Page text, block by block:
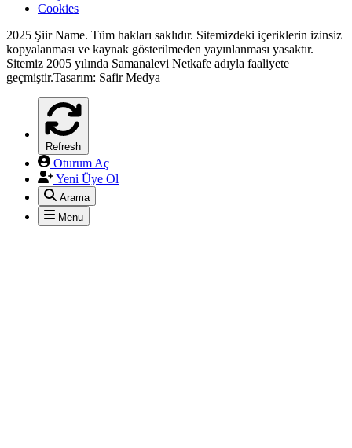
Cookies
2025 Şiir Name. Tüm hakları saklıdır. Sitemizdeki içeriklerin izinsiz
kopyalanması ve kaynak gösterilmeden yayınlanması yasaktır.
Sitemiz 2005 yılında Samanalevi Netkafe adıyla faaliyete
geçmiştir.Tasarım: Safir Medya
Refresh
Oturum Aç
Yeni Üye Ol
Arama
Menu